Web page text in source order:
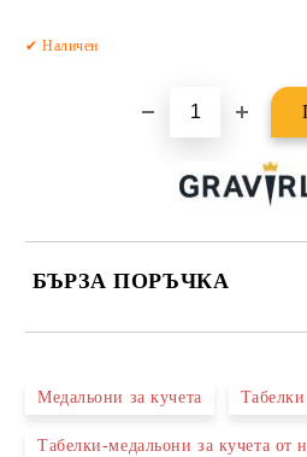
✔ Наличен
БЪРЗА ПОРЪЧКА
Медальони за кучета Табелки
Табелки-медальони за кучета от